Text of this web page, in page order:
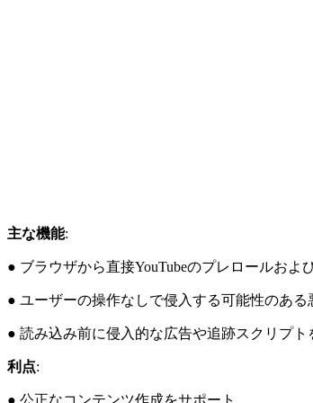
主な機能:
● ブラウザから直接YouTubeのプレロールお
● ユーザーの操作なしで侵入する可能性のあ
● 読み込み前に侵入的な広告や追跡スクリプ
利点: